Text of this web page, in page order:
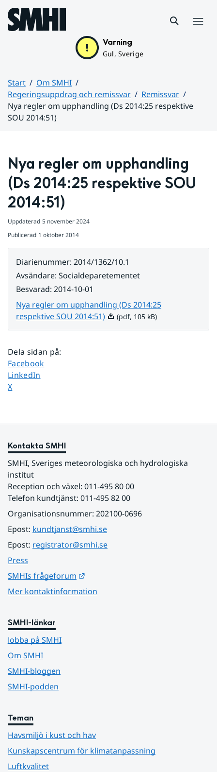
Hoppa till sidans innehåll
Varning
Gul, Sverige
Start
Om SMHI
Regeringsuppdrag och remissvar
Remissvar
Nya regler om upphandling (Ds 2014:25 respektive
SOU 2014:51)
Nya regler om upphandling
(Ds 2014:25 respektive SOU
2014:51)
Uppdaterad 5 november 2024
Publicerad 1 oktober 2014
Diarienummer: 2014/1362/10.1
Avsändare: Socialdeparetementet
Besvarad: 2014-10-01
Nya regler om upphandling (Ds 2014:25
respektive SOU 2014:51)Pdf, 105 kB.
(pdf, 105 kB)
Dela sidan på:
Dela sidan på
Facebook
Dela sidan på
LinkedIn
Dela sidan på
X
Kontakta SMHI
SMHI, Sveriges meteorologiska och hydrologiska
institut
Reception och växel: 011-495 80 00
Telefon kundtjänst: 011-495 82 00
Organisationsnummer: 202100-0696
Epost: kundtjanst@smhi.se
Epost: registrator@smhi.se
Press
SMHIs frågeforum
Mer kontaktinformation
SMHI-länkar
Jobba på SMHI
Om SMHI
SMHI-bloggen
SMHI-podden
Teman
Havsmiljö i kust och hav
Kunskapscentrum för klimatanpassning
Luftkvalitet